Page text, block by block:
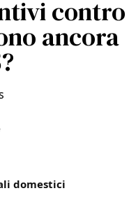
contro
ancora
domestici